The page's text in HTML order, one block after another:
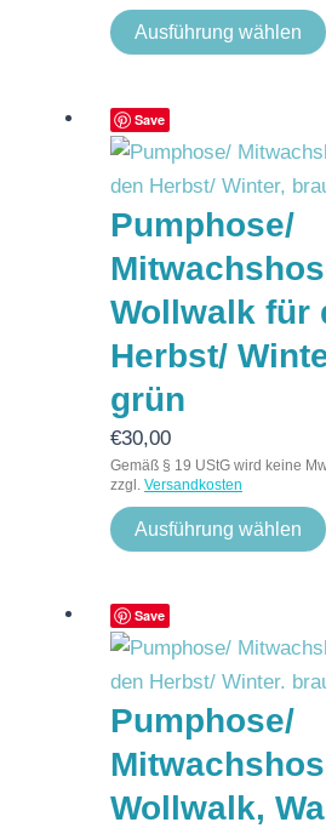
Ausführung wählen
Save
Pumphose/
Wollwalk für
Herbst/
grün
€30,00
Gemäß § 19 UStG wird keine
zzgl. Versandkosten
Ausführung wählen
Save
Pumphose/
Wollwalk,